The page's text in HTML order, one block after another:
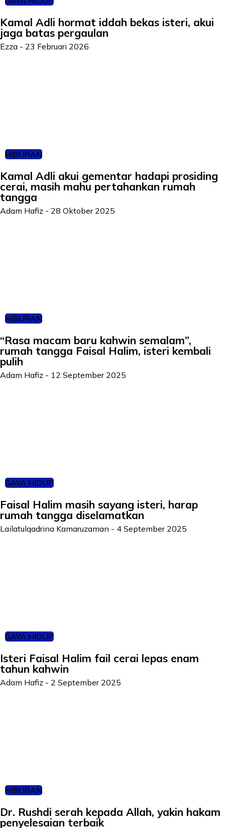
Kamal Adli hormat iddah bekas isteri, akui
jaga batas pergaulan
Ezza - 23 Februari 2026
HIBURAN
Kamal Adli akui gementar hadapi prosiding
cerai, masih mahu pertahankan rumah
tangga
Adam Hafiz - 28 Oktober 2025
HIBURAN
“Rasa macam baru kahwin semalam”,
rumah tangga Faisal Halim, isteri kembali
pulih
Adam Hafiz - 12 September 2025
GAYA HIDUP
Faisal Halim masih sayang isteri, harap
rumah tangga diselamatkan
Lailatulqadrina Kamaruzaman - 4 September 2025
GAYA HIDUP
Isteri Faisal Halim fail cerai lepas enam
tahun kahwin
Adam Hafiz - 2 September 2025
HIBURAN
Dr. Rushdi serah kepada Allah, yakin hakam
penyelesaian terbaik